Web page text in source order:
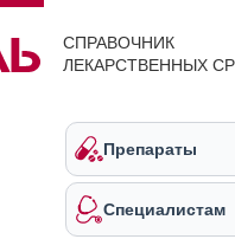
СПРАВОЧНИК
ЛЕКАРСТВЕННЫХ
Препараты
Специалистам